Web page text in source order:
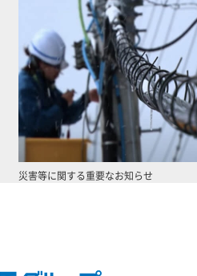
災害等に関する重要なお知らせ